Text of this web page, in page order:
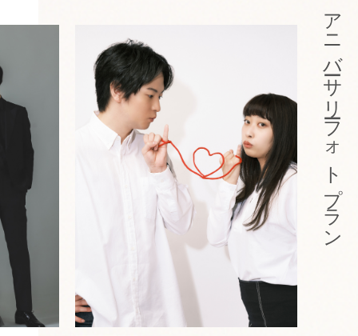
アニバーサリーフォトプラン